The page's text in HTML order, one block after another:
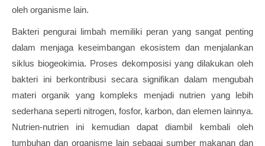
oleh organisme lain.
Bakteri pengurai limbah memiliki peran yang sangat penting
dalam menjaga keseimbangan ekosistem dan menjalankan
siklus biogeokimia. Proses dekomposisi yang dilakukan oleh
bakteri ini berkontribusi secara signifikan dalam mengubah
materi organik yang kompleks menjadi nutrien yang lebih
sederhana seperti nitrogen, fosfor, karbon, dan elemen lainnya.
Nutrien-nutrien ini kemudian dapat diambil kembali oleh
tumbuhan dan organisme lain sebagai sumber makanan dan